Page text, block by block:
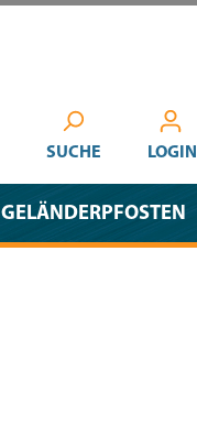
SUCHE LOGIN
GELÄNDERPFOSTEN